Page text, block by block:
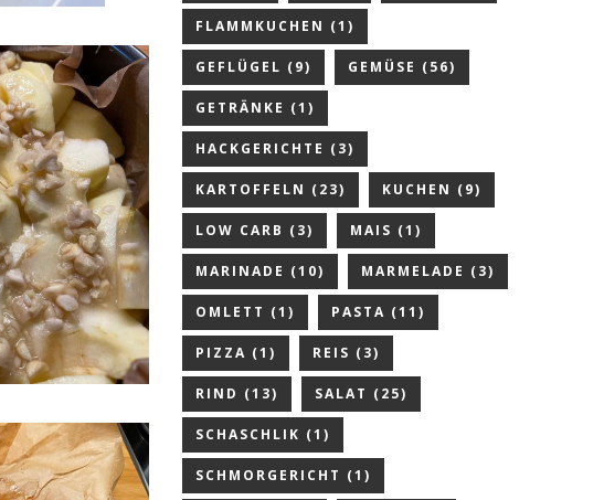
FLAMMKUCHEN (1)
GEFLÜGEL (9) GEMÜSE (56)
GETRÄNKE (1)
HACKGERICHTE (3)
KARTOFFELN (23) KUCHEN (9)
LOW CARB (3) MAIS (1)
MARINADE (10) MARMELADE (3)
OMLETT (1) PASTA (11)
PIZZA (1) REIS (3)
RIND (13) SALAT (25)
SCHASCHLIK (1)
SCHMORGERICHT (1)